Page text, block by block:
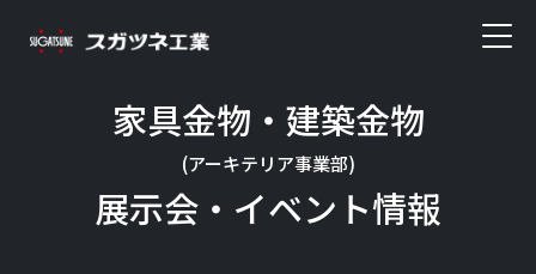
家具金物・建築金物
(アーキテリア事業部)
展示会・イベント情報